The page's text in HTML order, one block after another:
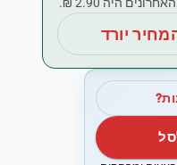
יורד